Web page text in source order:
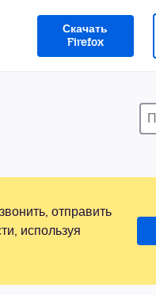
Скачать
Firefox
отправить
используя